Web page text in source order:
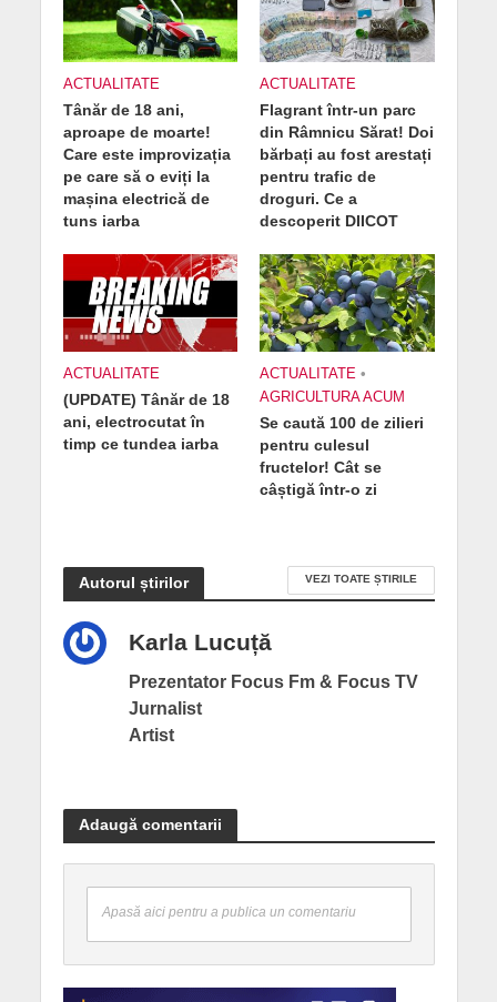
ACTUALITATE
Tânăr de 18 ani,
aproape de moarte!
Care este improvizația
pe care să o eviți la
mașina electrică de
tuns iarba
ACTUALITATE
Flagrant într-un parc
din Râmnicu Sărat! Doi
bărbați au fost arestați
pentru trafic de
droguri. Ce a
descoperit DIICOT
ACTUALITATE
(UPDATE) Tânăr de 18
ani, electrocutat în
timp ce tundea iarba
ACTUALITATE •
AGRICULTURA ACUM
Se caută 100 de zilieri
pentru culesul
fructelor! Cât se
câștigă într-o zi
Autorul știrilor VEZI TOATE ȘTIRILE
Karla Lucuță
Prezentator Focus Fm & Focus TV
Jurnalist
Artist
Adaugă comentarii
Apasă aici pentru a publica un comentariu